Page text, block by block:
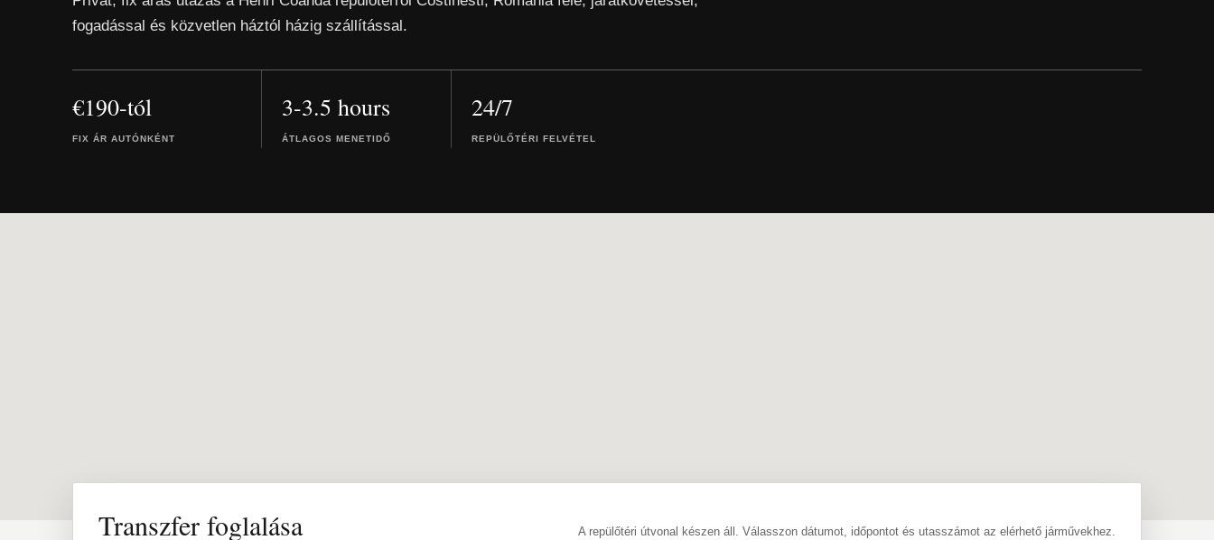
fogadással és közvetlen háztól házig szállítással.
€190-tól
FIX ÁR AUTÓNKÉNT
3-3.5 hours
ÁTLAGOS MENETIDŐ
24/7
REPÜLŐTÉRI FELVÉTEL
Transzfer foglalása A repülőtéri útvonal készen áll. Válasszon dátumot, időpontot és utasszámot az elérhető járművekhez.